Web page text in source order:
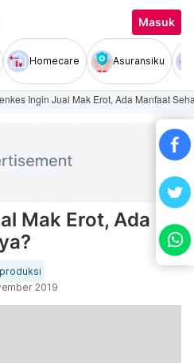
Masuk
Homecare Asuransiku
Ingin Jual Mak Erot, Ada Manfaat
Mak Erot, Ada
2019